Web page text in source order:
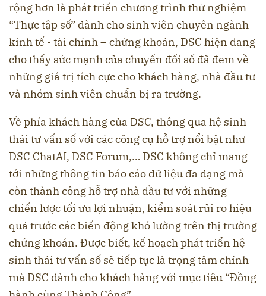
rộng hơn là phát triển chương trình thử nghiệm
“Thực tập số” dành cho sinh viên chuyên ngành
kinh tế - tài chính – chứng khoán, DSC hiện đang
cho thấy sức mạnh của chuyển đổi số đã đem về
những giá trị tích cực cho khách hàng, nhà đầu tư
và nhóm sinh viên chuẩn bị ra trường.
Về phía khách hàng của DSC, thông qua hệ sinh
thái tư vấn số với các công cụ hỗ trợ nổi bật như
DSC ChatAI, DSC Forum,… DSC không chỉ mang
tới những thông tin báo cáo dữ liệu đa dạng mà
còn thành công hỗ trợ nhà đầu tư với những
chiến lược tối ưu lợi nhuận, kiểm soát rủi ro hiệu
quả trước các biến động khó lường trên thị trường
chứng khoán. Được biết, kế hoạch phát triển hệ
sinh thái tư vấn số sẽ tiếp tục là trọng tâm chính
mà DSC dành cho khách hàng với mục tiêu “Đồng